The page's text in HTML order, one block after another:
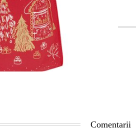
Comentarii